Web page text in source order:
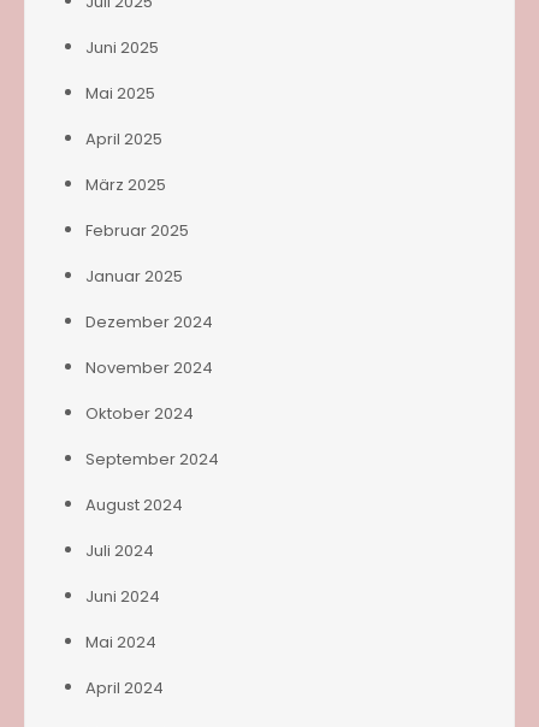
Juni 2025
Mai 2025
April 2025
März 2025
Februar 2025
Januar 2025
Dezember 2024
November 2024
Oktober 2024
September 2024
August 2024
Juli 2024
Juni 2024
Mai 2024
April 2024